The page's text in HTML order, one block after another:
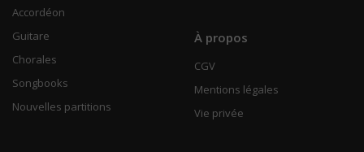
Accordéon
Guitare
Chorales
Songbooks
Nouvelles partitions
À propos
CGV
Mentions légales
Vie privée